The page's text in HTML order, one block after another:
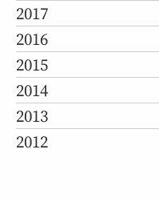
2017
2016
2015
2014
2013
2012